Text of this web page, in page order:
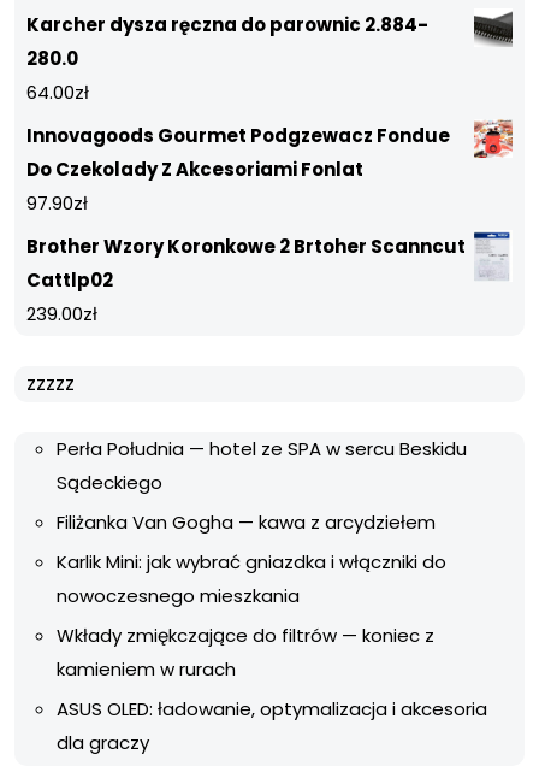
Karcher dysza ręczna do parownic 2.884-
280.0
64.00zł
Innovagoods Gourmet Podgzewacz Fondue
Do Czekolady Z Akcesoriami Fonlat
97.90zł
Brother Wzory Koronkowe 2 Brtoher Scanncut
Cattlp02
239.00zł
zzzzz
Perła Południa — hotel ze SPA w sercu Beskidu
Sądeckiego
Filiżanka Van Gogha — kawa z arcydziełem
Karlik Mini: jak wybrać gniazdka i włączniki do
nowoczesnego mieszkania
Wkłady zmiękczające do filtrów — koniec z
kamieniem w rurach
ASUS OLED: ładowanie, optymalizacja i akcesoria
dla graczy